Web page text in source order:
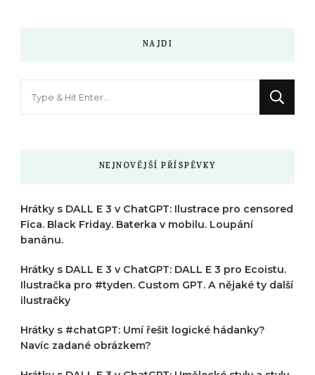
NAJDI
NEJNOVĚJŠÍ PŘÍSPĚVKY
Hrátky s DALL E 3 v ChatGPT: Ilustrace pro censored
Fica. Black Friday. Baterka v mobilu. Loupání
banánu.
Hrátky s DALL E 3 v ChatGPT: DALL E 3 pro Ecoistu.
Ilustračka pro #tyden. Custom GPT. A nějaké ty další
ilustračky
Hrátky s #chatGPT: Umí řešit logické hádanky?
Navíc zadané obrázkem?